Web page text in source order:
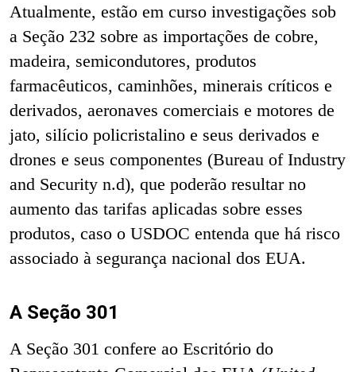
Atualmente, estão em curso investigações sob
a Seção 232 sobre as importações de cobre,
madeira, semicondutores, produtos
farmacêuticos, caminhões, minerais críticos e
derivados, aeronaves comerciais e motores de
jato, silício policristalino e seus derivados e
drones e seus componentes (Bureau of Industry
and Security n.d), que poderão resultar no
aumento das tarifas aplicadas sobre esses
produtos, caso o USDOC entenda que há risco
associado à segurança nacional dos EUA.
A Seção 301
A Seção 301 confere ao Escritório do